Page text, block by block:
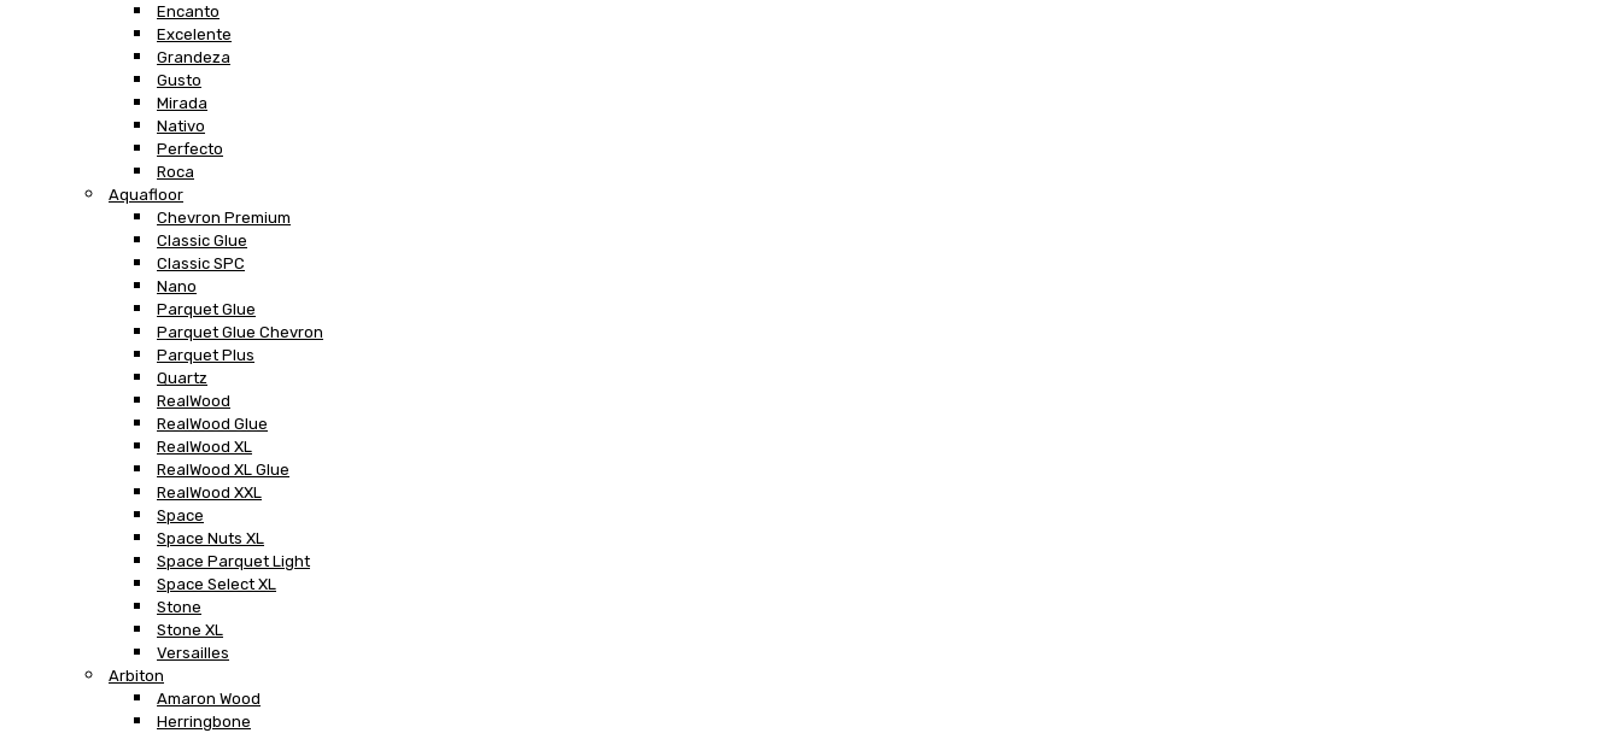
Encanto
Excelente
Grandeza
Gusto
Mirada
Nativo
Perfecto
Roca
Aquafloor
Chevron Premium
Classic Glue
Classic SPC
Nano
Parquet Glue
Parquet Glue Chevron
Parquet Plus
Quartz
RealWood
RealWood Glue
RealWood XL
RealWood XL Glue
RealWood XXL
Space
Space Nuts XL
Space Parquet Light
Space Select XL
Stone
Stone XL
Versailles
Arbiton
Amaron Wood
Herringbone